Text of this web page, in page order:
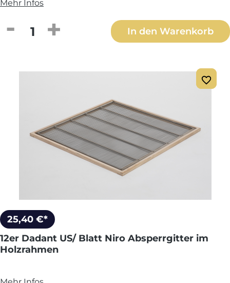
Mehr Infos
Produkt Anzahl: Gib den gewünschten
In den Warenkorb
25,40 €*
12er Dadant US/ Blatt Niro Absperrgitter im
Holzrahmen